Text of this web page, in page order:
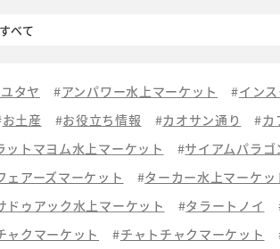
タヤ アンパワー水上マーケット イン
お土産 お役立ち情報 カオサン通り カ
ットマヨム水上マーケット
サイアムパラゴ
ェアーズマーケット
ターカー水上マーケッ
ドゥアック水上マーケット
タラートノイ
ャクマーケット
チャトチャクマーケット